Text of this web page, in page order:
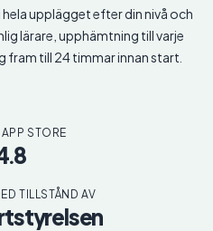
upplägget efter din nivå och
lärare, upphämtning till varje
till 24 timmar innan start.
APP STORE
TILLSTÅND AV